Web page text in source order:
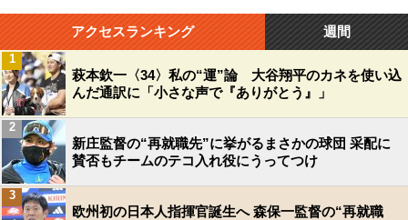
アクセスランキング 週間
萩本欽一〈34〉私の“運”論 大谷翔平のカネを使い込
んだ通訳に「小さな声で『ありがとう』」
1
新庄監督の“再就職先”に挙がるまさかの球団 采配に
賛否もチームのテコ入れ役にうってつけ
2
欧州初の日本人指揮官誕生へ 森保一監督の“再就職
3